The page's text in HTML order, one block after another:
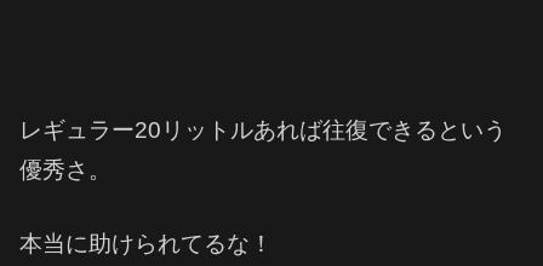
レギュラー20リットルあれば往復できるという
優秀さ。
本当に助けられてるな！